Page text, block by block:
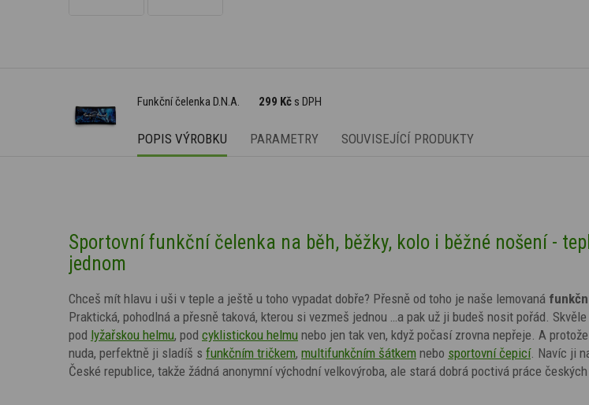
Funkční čelenka D.N.A. 299 Kčs DPH
POPIS VÝROBKU PARAMETRY SOUVISEJÍCÍ PRODUKTY
Sportovní funkční čelenka na běh, běžky, kolo i běžné nošení -
jednom
Chceš mít hlavu i uši v teple a ještě u toho vypadat dobře? Přesně od toho je naše lemovaná
Praktická, pohodlná a přesně taková, kterou si vezmeš jednou …a pak už ji budeš nosit pořád.
pod lyžařskou helmu, pod cyklistickou helmu nebo jen tak ven, když počasí zrovna nepřeje. A
nuda, perfektně ji sladíš s funkčním tričkem, multifunkčním šátkem nebo sportovní čepicí. Navíc ji
České republice, takže žádná anonymní východní velkovýroba, ale stará dobrá poctivá práce